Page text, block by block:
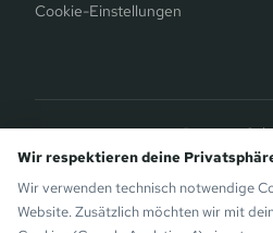
Cookie-Einstellungen
Bergauer
Montafon Chalets— Moderne
Gaschurn. Ebenfalls von
Wir respektieren deine
Wir verwenden technisch notwendige
Website. Zusätzlich möchten wir mit